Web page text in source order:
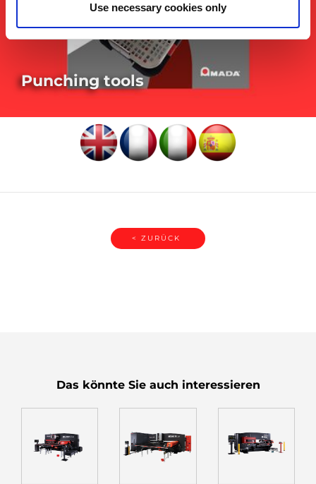
Use necessary cookies only
Punching tools
< ZURÜCK
Das könnte Sie auch interessieren